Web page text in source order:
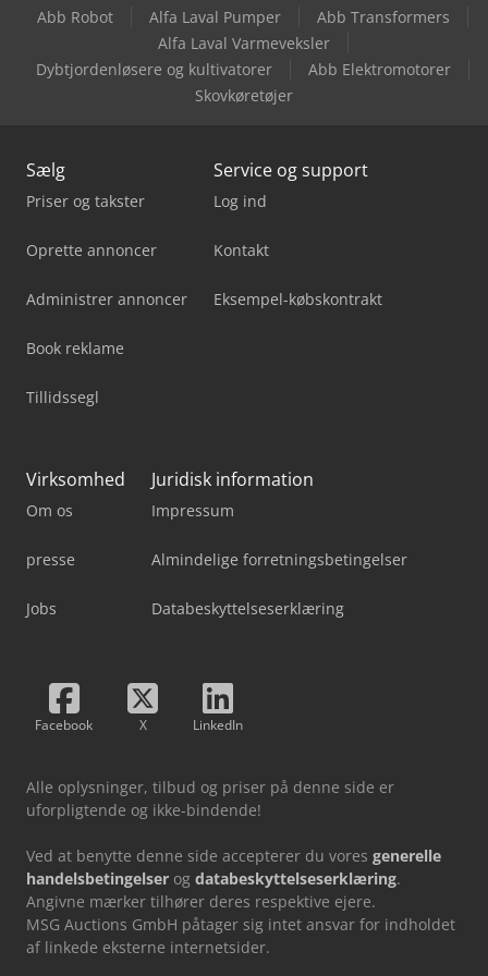
Yanmar B75W
Yanmar B95W
Abb Robot Alfa Laval Pumper
Abb Transformers
Alfa Laval Varmeveksler
Dybtjordenløsere og kultivatorer
Abb Elektromotorer
Skovkøretøjer
Sælg
Priser og takster
Oprette annoncer
Administrer annoncer
Book reklame
Tillidssegl
Service og support
Log ind
Kontakt
Eksempel-købskontrakt
Virksomhed
Om os
presse
Jobs
Juridisk information
Impressum
Almindelige forretningsbetingelser
Databeskyttelseserklæring
Facebook X LinkedIn
Alle oplysninger, tilbud og priser på denne side er
uforpligtende og ikke-bindende!
Ved at benytte denne side accepterer du vores generelle
handelsbetingelser og databeskyttelseserklæring.
Angivne mærker tilhører deres respektive ejere.
MSG Auctions GmbH påtager sig intet ansvar for indholdet
af linkede eksterne internetsider.